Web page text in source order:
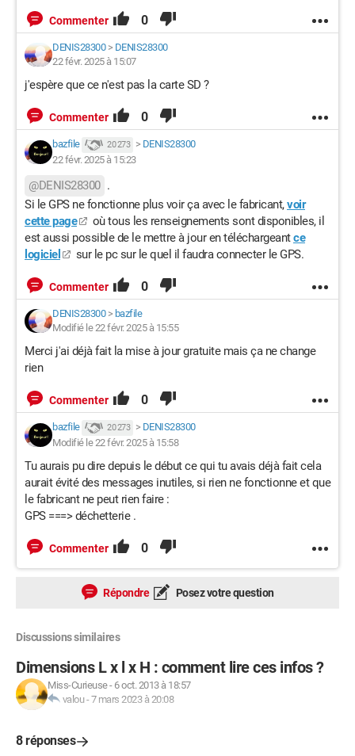
Commenter 0
DENIS28300> DENIS28300
22 févr. 2025 à 15:07
j'espère que ce n'est pas la carte SD ?
Commenter 0
bazfile 20 273 > DENIS28300
22 févr. 2025 à 15:23
@DENIS28300 .
Si le GPS ne fonctionne plus voir ça avec le fabricant,voir
cette page
où tous les renseignements sont disponibles, il
est aussi possible de le mettre à jour en téléchargeantce
logiciel
sur le pc sur le quel il faudra connecter le GPS.
Commenter 0
DENIS28300> bazfile
Modifié le 22 févr. 2025 à 15:55
Merci j'ai déjà fait la mise à jour gratuite mais ça ne change
rien
Commenter 0
bazfile 20 273 > DENIS28300
Modifié le 22 févr. 2025 à 15:58
Tu aurais pu dire depuis le début ce qui tu avais déjà fait cela
aurait évité des messages inutiles, si rien ne fonctionne et que
le fabricant ne peut rien faire :
GPS ===> déchetterie .
Commenter 0
Répondre Posez votre question
Discussions similaires
Dimensions L x l x H : comment lire ces infos ?
Miss-Curieuse- 6 oct. 2013 à 18:57
valou-7 mars 2023 à 20:08
8 réponses